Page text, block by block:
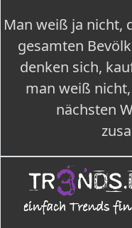
Man weiß ja nicht,
gesamten
denken sich,
man weiß
nächsten